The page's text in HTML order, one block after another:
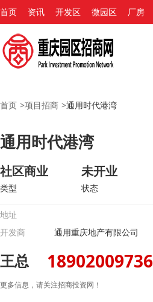
首页 资讯 开发区 微园区 厂房
首页 >项目招商 >通用时代港湾
通用时代港湾
社区商业
类型
未开业
状态
地址
开发商
通用重庆地产有限公司
王总 18902009736
更多信息，请关注招商投资网！